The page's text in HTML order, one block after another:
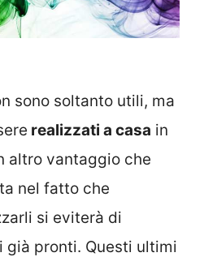
sono soltanto utili, ma
realizzati a casa in
altro vantaggio che
nel fatto che
si eviterà di
già pronti. Questi ultimi